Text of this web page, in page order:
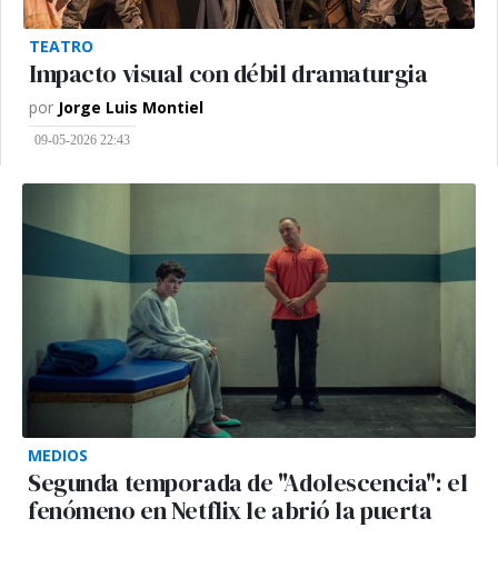
TEATRO
Impacto visual con débil dramaturgia
por Jorge Luis Montiel
09-05-2026 22:43
MEDIOS
Segunda temporada de "Adolescencia": el
fenómeno en Netflix le abrió la puerta